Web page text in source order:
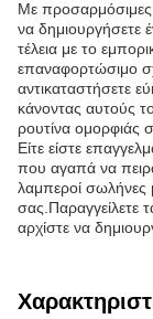
Με προσαρμόσιμες
να δημιουργήσετε
τέλεια με το
επαναφορτώσιμο
αντικαταστήσετε
κάνοντας αυτούς
ρουτίνα ομορφιάς
Είτε είστε
που αγαπά να
λαμπεροί σωλήνες
σας.Παραγγείλετε
αρχίστε να